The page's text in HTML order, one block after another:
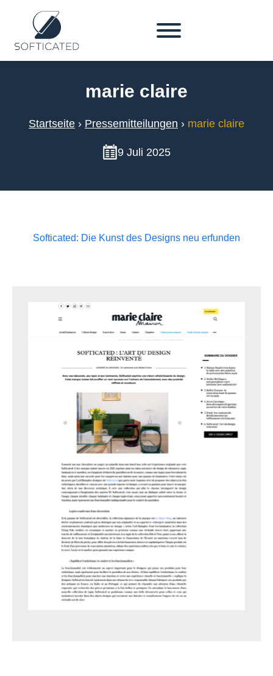
marie claire
Startseite › Pressemitteilungen › marie claire
9 Juli 2025
Softicated: Die Kunst des Designs neu erfunden